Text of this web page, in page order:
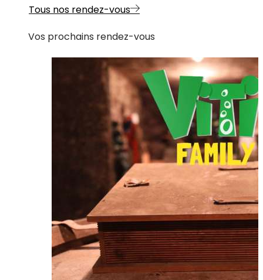
Tous nos rendez-vous
Vos prochains rendez-vous